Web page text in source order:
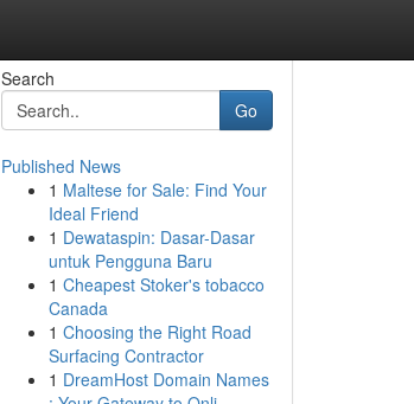
Search
Go
Published News
1 Maltese for Sale: Find Your
Ideal Friend
1 Dewataspin: Dasar-Dasar
untuk Pengguna Baru
1 Cheapest Stoker's tobacco
Canada
1 Choosing the Right Road
Surfacing Contractor
1 DreamHost Domain Names